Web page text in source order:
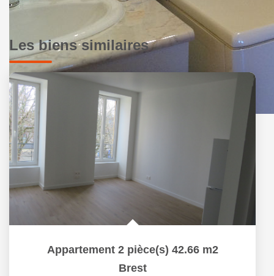
Les biens similaires
Appartement 2 pièce(s) 42.66 m2
Brest